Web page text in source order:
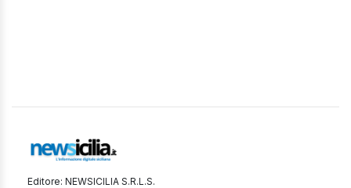
Editore: NEWSICILIA S.R.L.S.